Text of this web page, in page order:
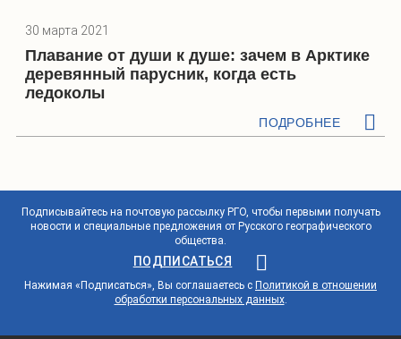
30 марта 2021
Плавание от души к душе: зачем в Арктике
деревянный парусник, когда есть
ледоколы
ПОДРОБНЕЕ
Подписывайтесь на почтовую рассылку РГО, чтобы первыми получать
новости и специальные предложения от Русского географического
общества.
ПОДПИСАТЬСЯ
Нажимая «Подписаться», Вы соглашаетесь с Политикой в отношении
обработки персональных данных.